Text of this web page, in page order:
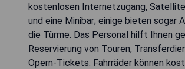
kostenlosen Internetzugang,
und eine Minibar; einige bieten sogar
die Türme. Das Personal hilft Ihnen
Reservierung von Touren,
Opern-Tickets. Fahrräder können